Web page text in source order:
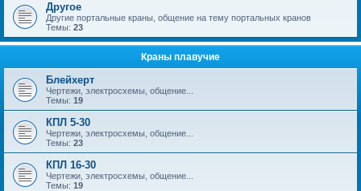
Другое
Другие портальные краны, общение на тему портальных кранов
Темы: 23
Краны плавучие
Блейхерт
Чертежи, электросхемы, общение...
Темы: 19
КПЛ 5-30
Чертежи, электросхемы, общение...
Темы: 23
КПЛ 16-30
Чертежи, электросхемы, общение...
Темы: 19